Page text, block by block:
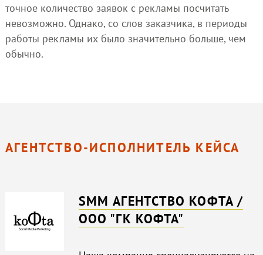
точное количество заявок с рекламы посчитать
невозможно. Однако, со слов заказчика, в периоды
работы рекламы их было значительно больше, чем
обычно.
АГЕНТСТВО-ИСПОЛНИТЕЛЬ КЕЙСА
SMM АГЕНТСТВО KOФTA /
ООО "ГК КОФТА"